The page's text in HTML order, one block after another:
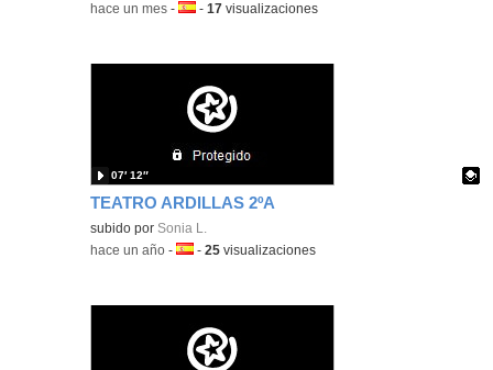
-hace un mes -Idioma:
-17 visualizaciones
TEATRO ARDILLAS 2ºA
Contenido educativo.
subido por Sonia L.
07′ 12″
-hace un año -Idioma:
-25 visualizaciones